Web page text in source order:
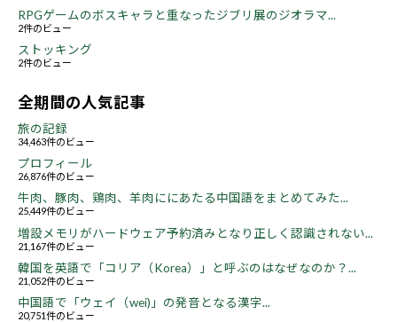
RPGゲームのボスキャラと重なったジブリ展のジオラマ...
2件のビュー
ストッキング
2件のビュー
全期間の人気記事
旅の記録
34,463件のビュー
プロフィール
26,876件のビュー
牛肉、豚肉、鶏肉、羊肉ににあたる中国語をまとめてみた...
25,449件のビュー
増設メモリがハードウェア予約済みとなり正しく認識されない...
21,167件のビュー
韓国を英語で「コリア（Korea）」と呼ぶのはなぜなのか？...
21,052件のビュー
中国語で「ウェイ（wei)」の発音となる漢字...
20,751件のビュー